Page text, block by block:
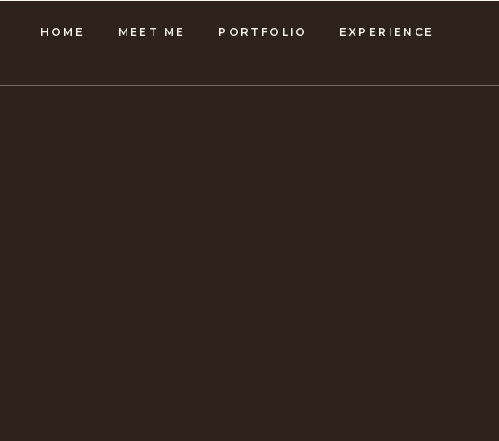
EXPERIENCE
PORTFOLIO
MEET ME
HOME